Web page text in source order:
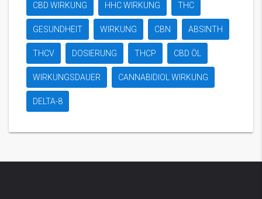
CBD WIRKUNG HHC WIRKUNG THC
GESUNDHEIT WIRKUNG CBN ABSINTH
THCV DOSIERUNG THCP CBD ÖL
WIRKUNGSDAUER CANNABIDIOL WIRKUNG
DELTA-8